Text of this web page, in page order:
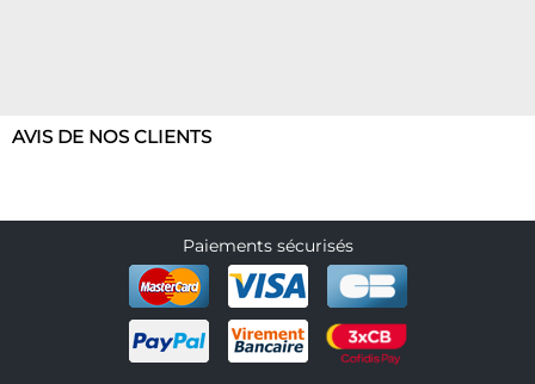
AVIS DE NOS CLIENTS
Paiements sécurisés